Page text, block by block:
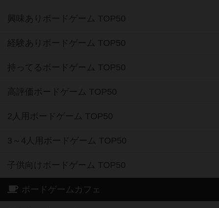
興味ありボードゲーム TOP50
経験ありボードゲーム TOP50
持ってるボードゲーム TOP50
高評価ボードゲーム TOP50
2人用ボードゲーム TOP50
3～4人用ボードゲーム TOP50
子供向けボードゲーム TOP50
ボードゲームカフェ